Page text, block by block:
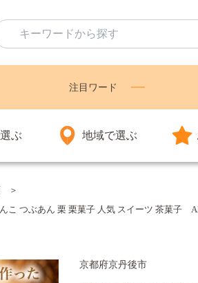
注目ワード
ぶ 地域で選ぶ
こ つぶあん 栗 栗菓子 人気 スイーツ 茶菓子
京都府京丹後市